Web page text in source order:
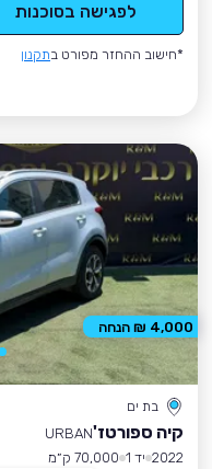
לפגישה בסוכנות
*חישוב ההחזר מפורט בתקנון
בת ים
קיה ספורטז'URBAN
2022 יד 1
70,000 ק״מ
4,000 ₪ הנחה